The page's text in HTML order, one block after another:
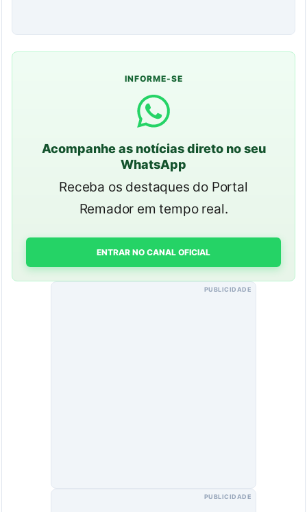
INFORME-SE
Acompanhe as notícias direto no seu
WhatsApp
Receba os destaques do Portal
Remador em tempo real.
ENTRAR NO CANAL OFICIAL
PUBLICIDADE
PUBLICIDADE